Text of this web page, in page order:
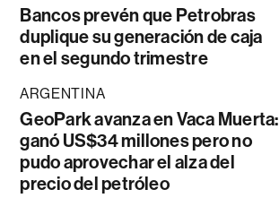
Bancos prevén que Petrobras
duplique su generación de caja
en el segundo trimestre
ARGENTINA
GeoPark avanza en Vaca Muerta:
ganó US$34 millones pero no
pudo aprovechar el alza del
precio del petróleo